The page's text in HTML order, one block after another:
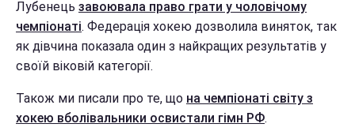
Лубенець завоювала право грати у чоловічому
чемпіонаті. Федерація хокею дозволила виняток, так
як дівчина показала один з найкращих результатів у
своїй віковій категорії.
Також ми писали про те, що на чемпіонаті світу з
хокею вболівальники освистали гімн РФ.